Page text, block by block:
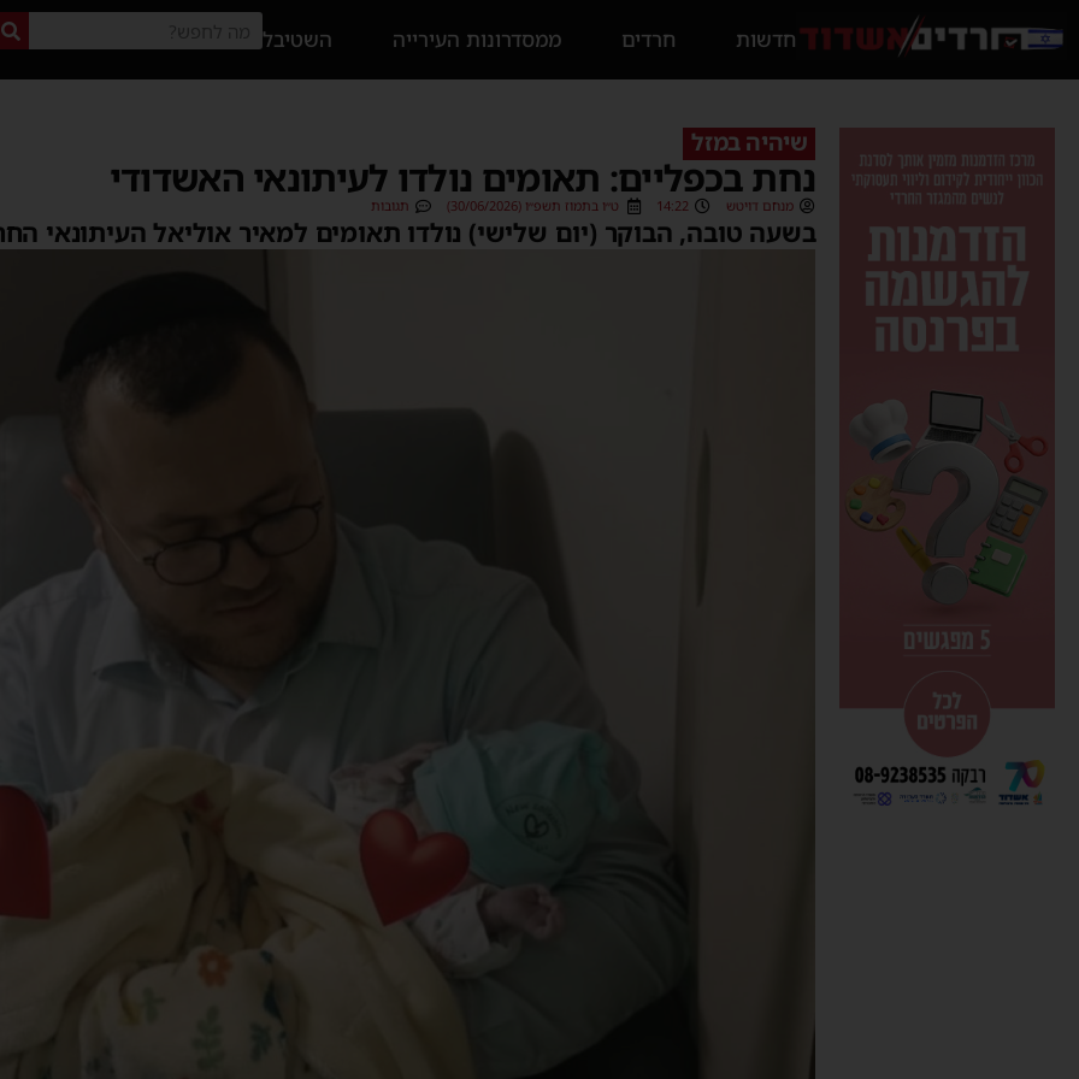
חדשות חרדים ממסדרונות העירייה השטיבל
שיהיה במזל
נחת בכפליים: תאומים נולדו לעיתונאי האשדודי
מנחם דויטש 14:22 ט״ו בתמוז תשפ״ו (30/06/2026) תגובות
בשעה טובה, הבוקר (יום שלישי) נולדו תאומים למאיר אוליאל העיתונאי